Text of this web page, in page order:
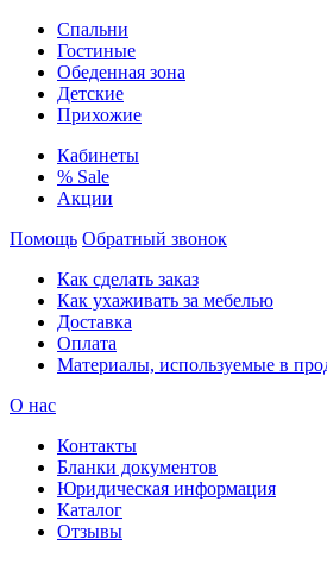
Спальни
Гостиные
Обеденная зона
Детские
Прихожие
Кабинеты
% Sale
Акции
Помощь Обратный звонок
Как сделать заказ
Как ухаживать за мебелью
Доставка
Оплата
Материалы, используемые в
О нас
Контакты
Бланки документов
Юридическая информация
Каталог
Отзывы